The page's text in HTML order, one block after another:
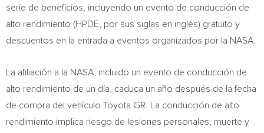
serie de beneficios, incluyendo un evento de conducción de
alto rendimiento (HPDE, por sus siglas en inglés) gratuito y
descuentos en la entrada a eventos organizados por la NASA.
La afiliación a la NASA, incluido un evento de conducción de
alto rendimiento de un día, caduca un año después de la fecha
de compra del vehículo Toyota GR. La conducción de alto
rendimiento implica riesgo de lesiones personales, muerte y